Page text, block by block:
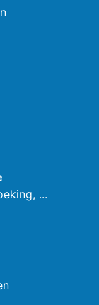
...